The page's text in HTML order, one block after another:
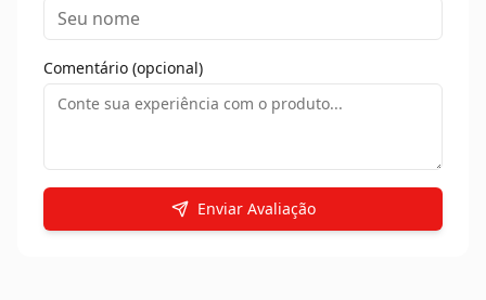
Comentário (opcional)
Enviar Avaliação